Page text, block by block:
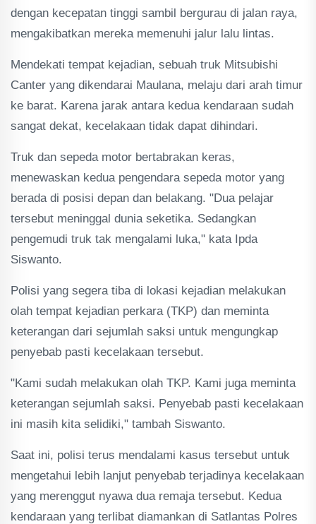
dengan kecepatan tinggi sambil bergurau di jalan raya,
mengakibatkan mereka memenuhi jalur lalu lintas.
Mendekati tempat kejadian, sebuah truk Mitsubishi
Canter yang dikendarai Maulana, melaju dari arah timur
ke barat. Karena jarak antara kedua kendaraan sudah
sangat dekat, kecelakaan tidak dapat dihindari.
Truk dan sepeda motor bertabrakan keras,
menewaskan kedua pengendara sepeda motor yang
berada di posisi depan dan belakang. "Dua pelajar
tersebut meninggal dunia seketika. Sedangkan
pengemudi truk tak mengalami luka," kata Ipda
Siswanto.
Polisi yang segera tiba di lokasi kejadian melakukan
olah tempat kejadian perkara (TKP) dan meminta
keterangan dari sejumlah saksi untuk mengungkap
penyebab pasti kecelakaan tersebut.
"Kami sudah melakukan olah TKP. Kami juga meminta
keterangan sejumlah saksi. Penyebab pasti kecelakaan
ini masih kita selidiki," tambah Siswanto.
Saat ini, polisi terus mendalami kasus tersebut untuk
mengetahui lebih lanjut penyebab terjadinya kecelakaan
yang merenggut nyawa dua remaja tersebut. Kedua
kendaraan yang terlibat diamankan di Satlantas Polres